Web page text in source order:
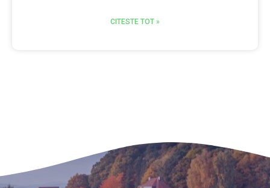
CITESTE TOT »